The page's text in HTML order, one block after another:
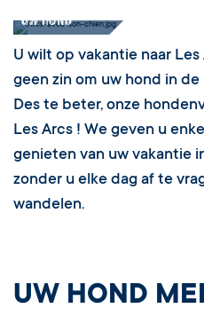
uw hond
U wilt op vakantie naar
geen zin om uw hond in
Des te beter, onze
Les Arcs ! We geven u
genieten van uw vakantie
zonder u elke dag af te
wandelen.
UW HOND